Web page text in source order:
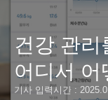
건강 관
어디서
기사 입력시간 :
결론
다이어트를 하
체성분은 사